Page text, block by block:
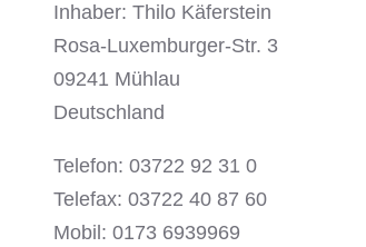
Inhaber: Thilo Käferstein
Rosa-Luxemburger-Str. 3
09241 Mühlau
Deutschland
Telefon: 03722 92 31 0
Telefax: 03722 40 87 60
Mobil: 0173 6939969